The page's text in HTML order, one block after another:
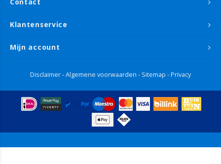
Klantenservice
Mijn account
Disclaimer-Algemene voorwaarden - Sitemap -Privacy